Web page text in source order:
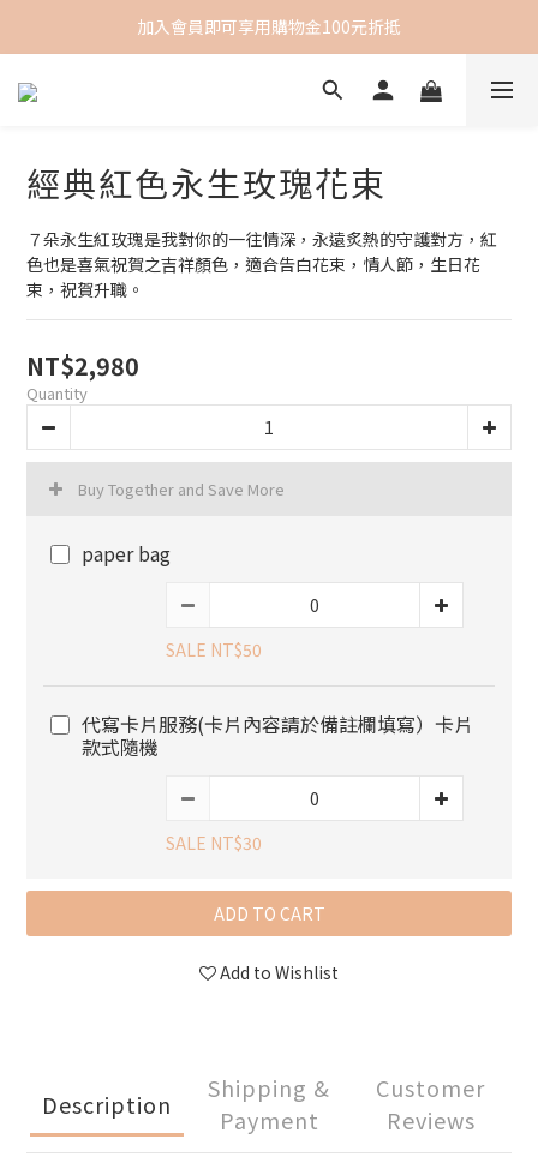
加入會員即可享用購物金100元折抵
經典紅色永生玫瑰花束
７朵永生紅玫瑰是我對你的一往情深，永遠炙熱的守護對方，紅
色也是喜氣祝賀之吉祥顏色，適合告白花束，情人節，生日花
束，祝賀升職。
NT$2,980
Quantity
Buy Together and Save More
paper bag
SALE NT$50
代寫卡片服務(卡片內容請於備註欄填寫）卡片
款式隨機
SALE NT$30
ADD TO CART
Add to Wishlist
Description
Shipping &
Payment
Customer
Reviews